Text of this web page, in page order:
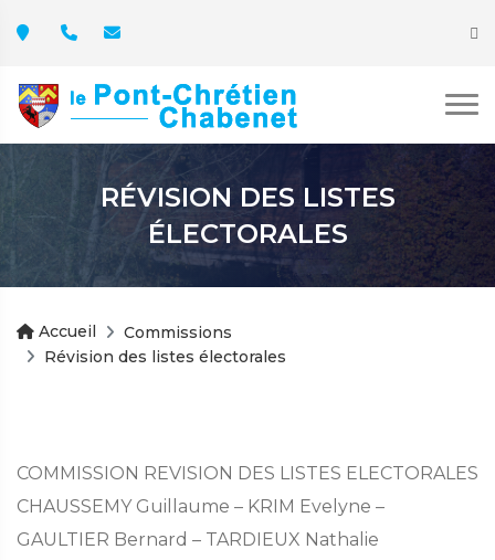
RÉVISION DES LISTES
ÉLECTORALES
Accueil
Commissions
Révision des listes électorales
COMMISSION REVISION DES LISTES ELECTORALES
CHAUSSEMY Guillaume – KRIM Evelyne –
GAULTIER Bernard – TARDIEUX Nathalie